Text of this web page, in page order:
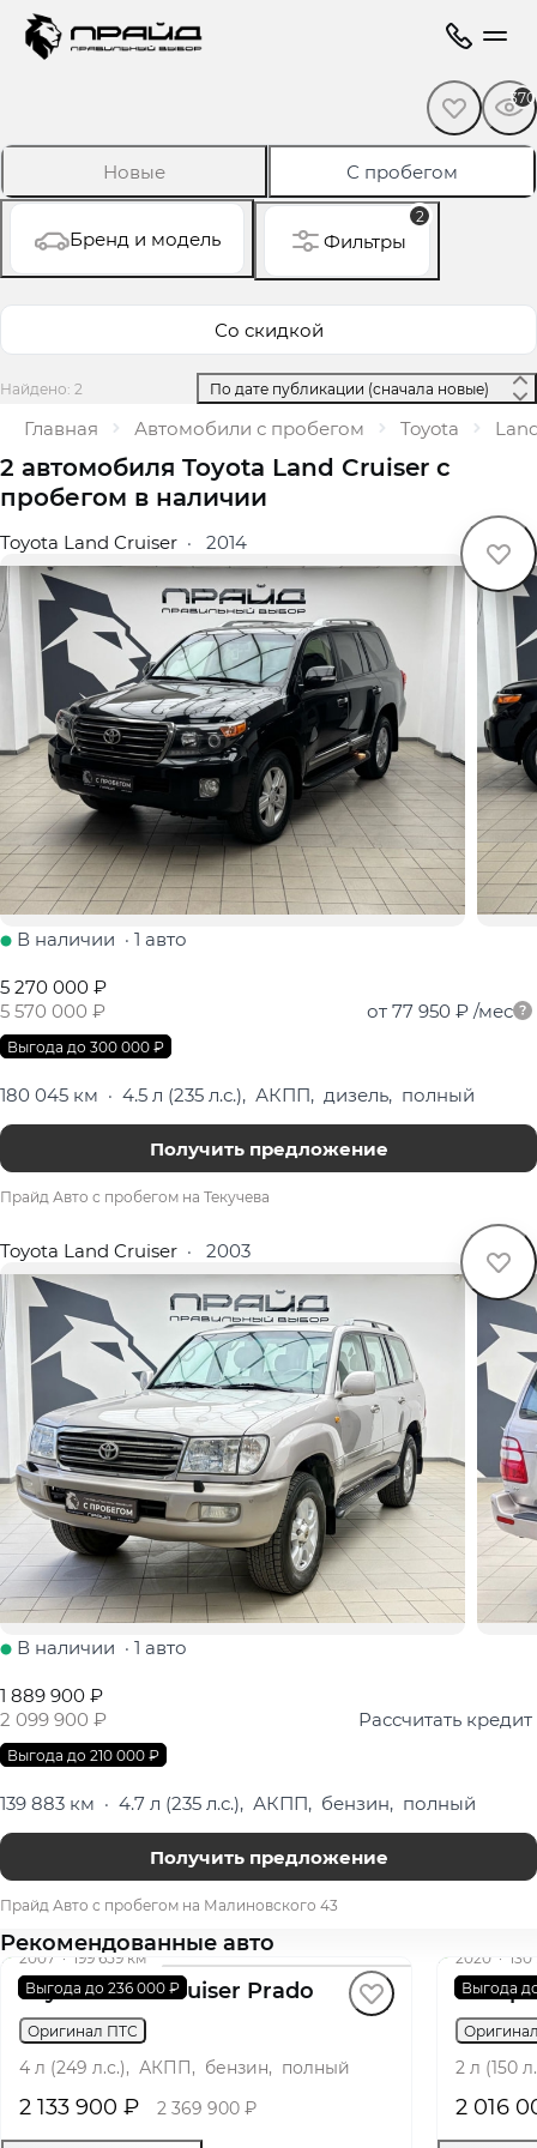
370
Новые С пробегом
Бренд и модель
2
Фильтры
Со скидкой
Найдено: 2
Главная Автомобили с пробегом Toyota
2 автомобиля Toyota Land Cruiser с
пробегом в наличии
Toyota Land Cruiser · 2014
В наличии · 1 авто
5 270 000 ₽
5 570 000 ₽
от 77 950 ₽ /мес
Выгода до 300 000 ₽
180 045 км · 4.5 л (235 л.с.), АКПП, дизель, полный
Получить предложение
Прайд Авто с пробегом на Текучева
Toyota Land Cruiser · 2003
В наличии · 1 авто
1 889 900 ₽
2 099 900 ₽
Рассчитать кредит
Выгода до 210 000 ₽
139 883 км · 4.7 л (235 л.с.), АКПП, бензин, полный
Получить предложение
Прайд Авто с пробегом на Малиновского 43
Рекомендованные авто
Выгода до 236 000 ₽
2007 · 199 659 км
Toyota Land Cruiser Prado
Оригинал ПТС
4 л (249 л.с.), АКПП, бензин, полный
2 133 900 ₽ 2 369 900 ₽
Выгода
2020 ·
Kia
2 л (150
2 016